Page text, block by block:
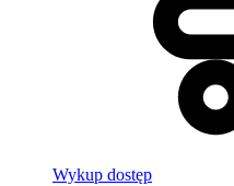
Wykup dostęp